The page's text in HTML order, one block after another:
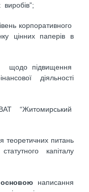
корпоративного
цінних паперів в
підвищення
діяльності
“Житомирський
теоретичних питань
капіталу
написання